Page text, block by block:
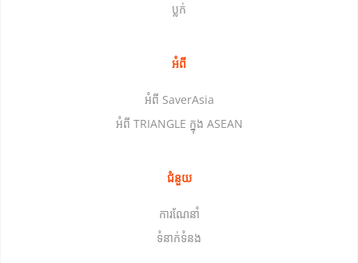
ប្លក់
អំពី
អំពី SaverAsia
អំពី TRIANGLE ក្នុង ASEAN
ជំនួយ
ការណែនាំ
ទំនាក់ទំនង